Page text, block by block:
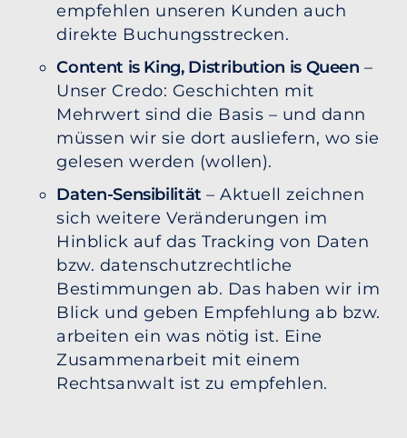
empfehlen unseren Kunden auch
direkte Buchungsstrecken.
Content is King, Distribution is Queen –
Unser Credo: Geschichten mit
Mehrwert sind die Basis – und dann
müssen wir sie dort ausliefern, wo sie
gelesen werden (wollen).
Daten-Sensibilität – Aktuell zeichnen
sich weitere Veränderungen im
Hinblick auf das Tracking von Daten
bzw. datenschutzrechtliche
Bestimmungen ab. Das haben wir im
Blick und geben Empfehlung ab bzw.
arbeiten ein was nötig ist. Eine
Zusammenarbeit mit einem
Rechtsanwalt ist zu empfehlen.